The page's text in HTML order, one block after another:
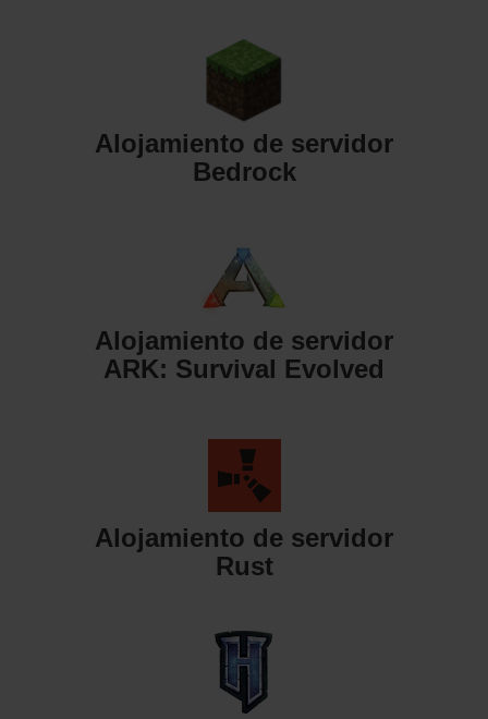
Alojamiento de servidor
Bedrock
Alojamiento de servidor
ARK: Survival Evolved
Alojamiento de servidor
Rust